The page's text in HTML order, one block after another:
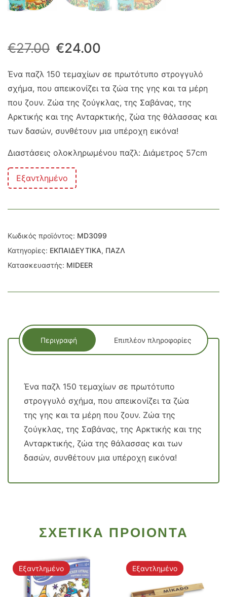
€27.00 Original
price
was:
€27.00.
€24.00
τρέχουσα
τιμή
είναι:
€24.00.
Ένα παζλ 150 τεμαχίων σε πρωτότυπο στρογγυλό
σχήμα, που απεικονίζει τα ζώα της γης και τα μέρη
που ζουν. Ζώα της ζούγκλας, της Σαβάνας, της
Αρκτικής και της Ανταρκτικής, ζώα της θάλασσας και
των δασών, συνθέτουν μια υπέροχη εικόνα!
Διαστάσεις ολοκληρωμένου παζλ: Διάμετρος 57cm
Εξαντλημένο
Κωδικός προϊόντος: MD3099
Κατηγορίες: ΕΚΠΑΙΔΕΥΤΙΚΑ, ΠΑΖΛ
Κατασκευαστής: MIDEER
Περιγραφή Επιπλέον πληροφορίες
Ένα παζλ 150 τεμαχίων σε πρωτότυπο
στρογγυλό σχήμα, που απεικονίζει τα ζώα
της γης και τα μέρη που ζουν. Ζώα της
ζούγκλας, της Σαβάνας, της Αρκτικής και της
Ανταρκτικής, ζώα της θάλασσας και των
δασών, συνθέτουν μια υπέροχη εικόνα!
ΣΧΕΤΙΚΑ ΠΡΟΙΟΝΤΑ
Εξαντλημένο Εξαντλημένο